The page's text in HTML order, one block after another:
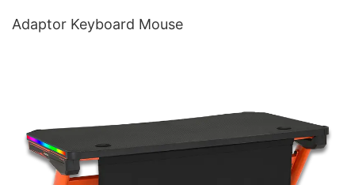
Adaptor Keyboard Mouse